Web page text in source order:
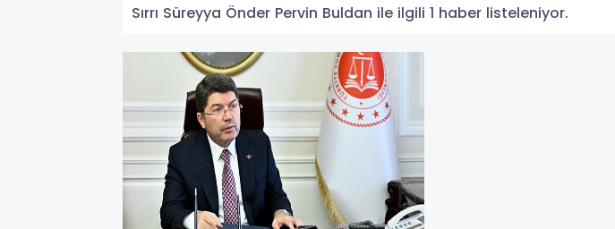
Sırrı Süreyya Önder Pervin Buldan ile ilgili 1 haber listeleniyor.